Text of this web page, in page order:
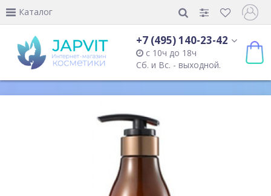
Каталог
+7 (495) 140-23-42
с 10ч до 18ч
Сб. и Вс. - выходной.